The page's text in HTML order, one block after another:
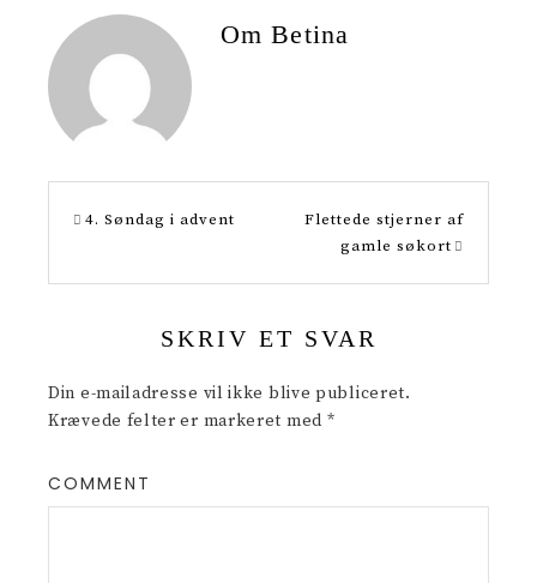
e
r
r
e
OmBetina
4. Søndag i advent
Flettede stjerner af
gamle søkort
SKRIV ET SVAR
Din e-mailadresse vil ikke blive publiceret.
Krævede felter er markeret med *
COMMENT